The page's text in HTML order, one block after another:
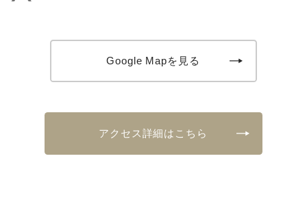
Google Mapを見る
アクセス詳細はこちら